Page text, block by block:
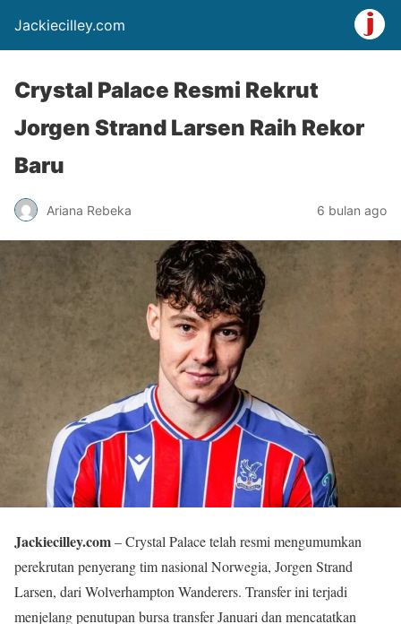
Jackiecilley.com
Crystal Palace Resmi Rekrut
Jorgen Strand Larsen Raih Rekor
Baru
Ariana Rebeka 6 bulan ago
Jackiecilley.com– Crystal Palace telah resmi mengumumkan
perekrutan penyerang tim nasional Norwegia, Jorgen Strand
Larsen, dari Wolverhampton Wanderers. Transfer ini terjadi
menjelang penutupan bursa transfer Januari dan mencatatkan